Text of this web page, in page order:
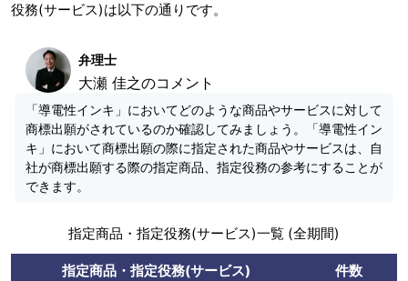
役務(サービス)は以下の通りです。
弁理士
大瀬 佳之のコメント
「導電性インキ」においてどのような商品やサービスに対して
商標出願がされているのか確認してみましょう。「導電性イン
キ」において商標出願の際に指定された商品やサービスは、自
社が商標出願する際の指定商品、指定役務の参考にすることが
できます。
指定商品・指定役務(サービス)一覧 (全期間)
指定商品・指定役務(サービス) 件数